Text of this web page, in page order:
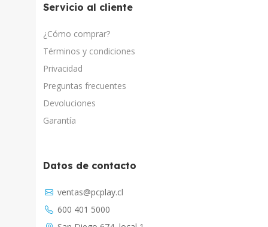
Servicio al cliente
¿Cómo comprar?
Términos y condiciones
Privacidad
Preguntas frecuentes
Devoluciones
Garantía
Datos de contacto
ventas@pcplay.cl
600 401 5000
Chat con IA
PcPlay Santiago / Web